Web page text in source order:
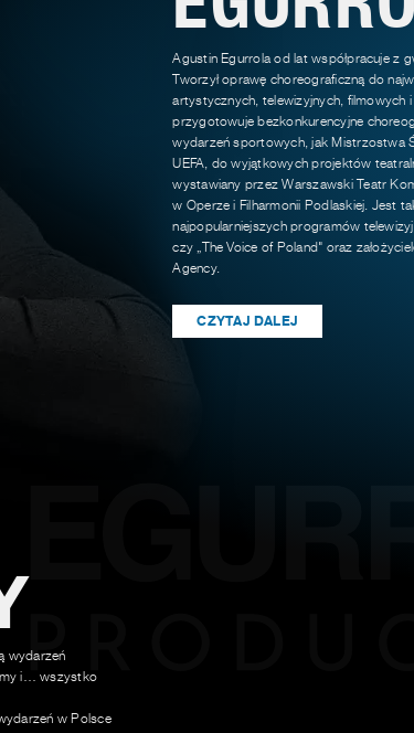
Agustin Egurrola od lat współpracuje z
Tworzył oprawę choreograficzną do
artystycznych, telewizyjnych, filmowych
przygotowuje bezkonkurencyjne
wydarzeń sportowych, jak Mistrzostwa
UEFA, do wyjątkowych projektów
wystawiany przez Warszawski Teatr
w Operze i Filharmonii Podlaskiej. Jest
najpopularniejszych programów
czy „The Voice of Poland" oraz
Agency.
CZYTAJ DALEJ
wydarzeń
i… wszystko
w Polsce